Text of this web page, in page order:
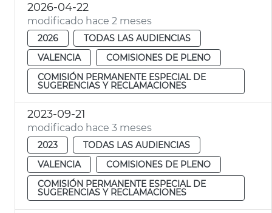
2026-04-22
modificado hace 2 meses
2026
TODAS LAS AUDIENCIAS
VALENCIA
COMISIONES DE PLENO
COMISIÓN PERMANENTE ESPECIAL DE
SUGERENCIAS Y RECLAMACIONES
2023-09-21
modificado hace 3 meses
2023
TODAS LAS AUDIENCIAS
VALENCIA
COMISIONES DE PLENO
COMISIÓN PERMANENTE ESPECIAL DE
SUGERENCIAS Y RECLAMACIONES